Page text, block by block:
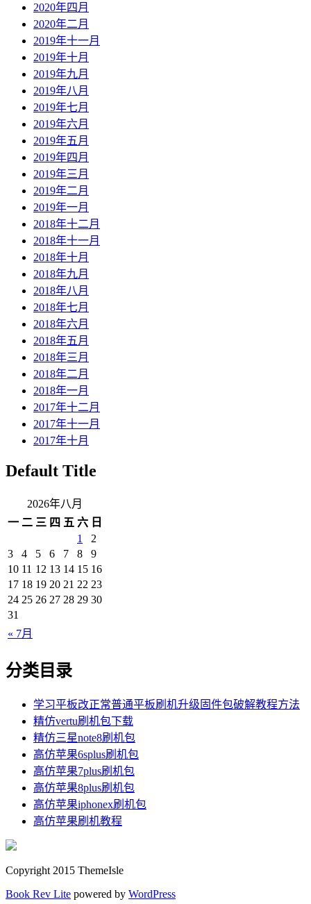
2020年四月
2020年二月
2019年十一月
2019年十月
2019年九月
2019年八月
2019年七月
2019年六月
2019年五月
2019年四月
2019年三月
2019年二月
2019年一月
2018年十二月
2018年十一月
2018年十月
2018年九月
2018年八月
2018年七月
2018年六月
2018年五月
2018年三月
2018年二月
2018年一月
2017年十二月
2017年十一月
2017年十月
Default Title
2026年八月
一 二 三 四 五 六 日
« 7月
1
2
3
4 5 6 7 8
9
10 11 12 13 14 15 16
17 18 19 20 21 22 23
24 25 26 27 28 29 30
31
分类目录
学习平板改正常普通平板刷机升级固件包破解教程方法
精仿vertu刷机包下载
精仿三星note8刷机包
高仿苹果6splus刷机包
高仿苹果7plus刷机包
高仿苹果8plus刷机包
高仿苹果iphonex刷机包
高仿苹果刷机教程
Copyright 2015 ThemeIsle
Book Rev Lite powered by WordPress